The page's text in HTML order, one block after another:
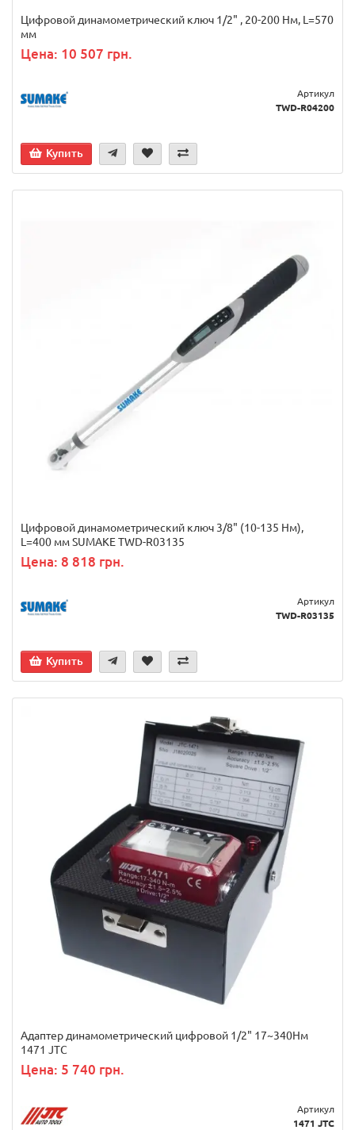
Цифровой динамометрический ключ 1/2" , 20-200 Нм, L=570
мм
Цена: 10 507 грн.
Артикул
TWD-R04200
Купить
Цифровой динамометрический ключ 3/8" (10-135 Нм),
L=400 мм SUMAKE TWD-R03135
Цена: 8 818 грн.
Артикул
TWD-R03135
Купить
Адаптер динамометрический цифровой 1/2" 17~340Нм
1471 JTC
Цена: 5 740 грн.
Артикул
1471 JTC